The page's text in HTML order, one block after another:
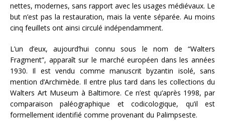
nettes, modernes, sans rapport avec les usages médiévaux. Le
but n’est pas la restauration, mais la vente séparée. Au moins
cinq feuillets ont ainsi circulé indépendamment.
L’un d’eux, aujourd’hui connu sous le nom de “Walters
Fragment”, apparaît sur le marché européen dans les années
1930. Il est vendu comme manuscrit byzantin isolé, sans
mention d’Archimède. Il entre plus tard dans les collections du
Walters Art Museum à Baltimore. Ce n’est qu’après 1998, par
comparaison paléographique et codicologique, qu’il est
formellement identifié comme provenant du Palimpseste.